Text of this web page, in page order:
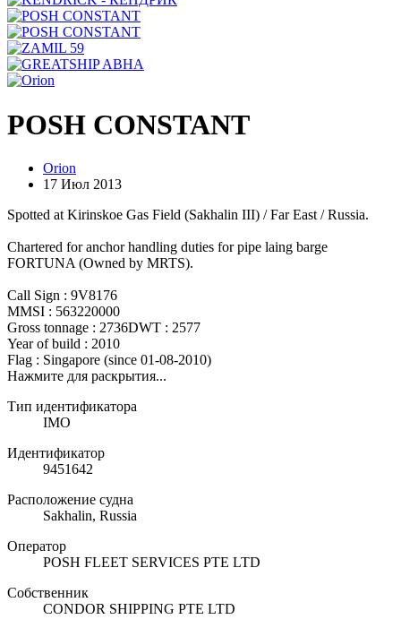
POSH CONSTANT
Orion
17 Июл 2013
Spotted at Kirinskoe Gas Field (Sakhalin III) / Far East / Russia.
Chartered for anchor handling duties for pipe laing barge
FORTUNA (Owned by MRTS).
Call Sign : 9V8176
MMSI : 563220000
Gross tonnage : 2736DWT : 2577
Year of build : 2010
Flag : Singapore (since 01-08-2010)
Нажмите для раскрытия...
Тип идентификатора
IMO
Идентификатор
9451642
Расположение судна
Sakhalin, Russia
Оператор
POSH FLEET SERVICES PTE LTD
Собственник
CONDOR SHIPPING PTE LTD